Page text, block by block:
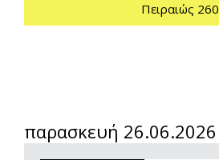
Πειραιώς 260
παρασκευή 26.06.2026